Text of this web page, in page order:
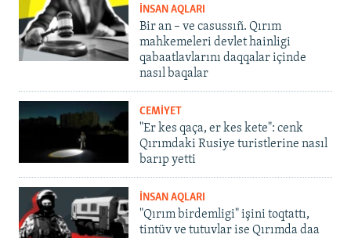
İNSAN AQLARI
Bir an – ve casussıñ. Qırım
mahkemeleri devlet hainligi
qabaatlavlarını daqqalar içinde
nasıl baqalar
CEMİYET
"Er kes qaça, er kes kete": cenk
Qırımdaki Rusiye turistlerine nasıl
barıp yetti
İNSAN AQLARI
"Qırım birdemligi" işini toqtattı,
tintüv ve tutuvlar ise Qırımda daa